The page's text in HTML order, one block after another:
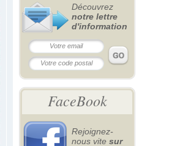
Découvrez
notre lettre
d'information
FaceBook
Rejoignez-
nous vite sur